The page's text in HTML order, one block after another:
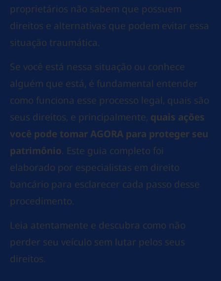
proprietários não sabem que possuem
direitos e alternativas que podem evitar essa
situação traumática.
Se você está nessa situação ou conhece
alguém que está, é fundamental entender
como funciona esse processo legal, quais são
seus direitos, e principalmente, quais ações
você pode tomar AGORA para proteger seu
patrimônio. Este guia completo foi
elaborado por especialistas em direito
bancário para esclarecer cada passo desse
procedimento.
Leia atentamente e descubra como não
perder seu veículo sem lutar pelos seus
direitos.